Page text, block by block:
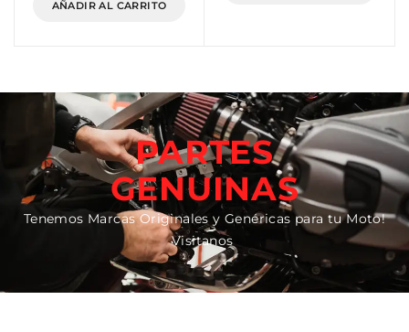
AÑADIR AL CARRITO
PARTES
GENUINAS
Tenemos Marcas Originales y Genéricas para tu Moto!
Visitanos